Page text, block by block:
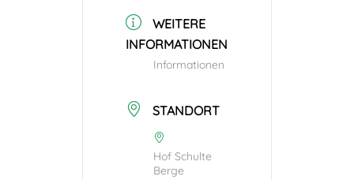
WEITERE
INFORMATIONEN
Informationen
STANDORT
Hof Schulte
Berge